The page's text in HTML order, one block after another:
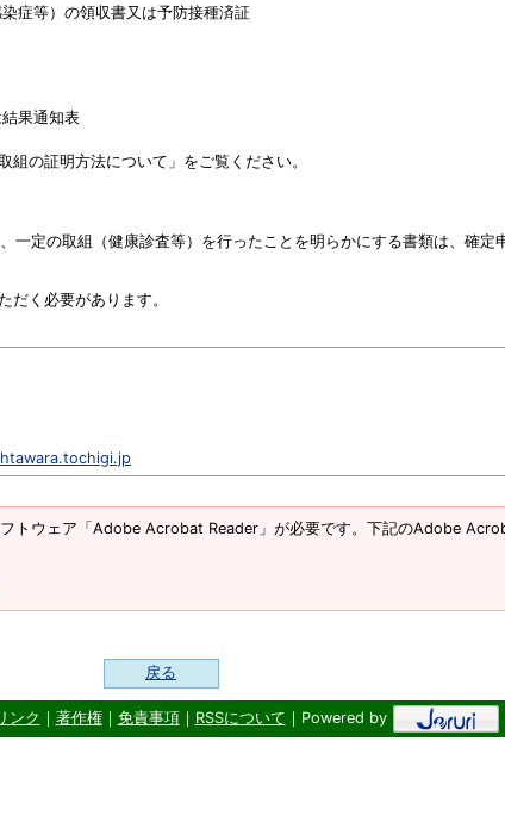
症等）の領収書又は予防接種済証
果通知表
組の証明方法について」をご覧ください。
定の取組（健康診査等）を行ったことを明らかにする書類は、確定
く必要があります。
トウェア「Adobe Acrobat Reader」が必要です。下記のAdobe
戻る
ンク ｜ 著作権｜ 免責事項｜ RSSについて ｜Powered by